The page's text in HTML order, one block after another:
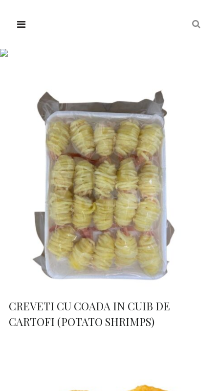
CREVETI CU COADA IN CUIB DE
CARTOFI (POTATO SHRIMPS)